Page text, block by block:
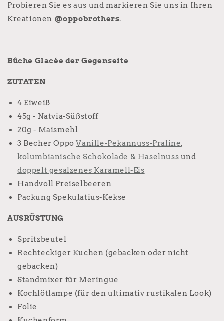
Probieren Sie es aus und markieren Sie uns in Ihren
Kreationen @oppobrothers.
Bûche Glacée der Gegenseite
ZUTATEN
4 Eiweiß
45g - Natvia-Süßstoff
20g - Maismehl
3 Becher OppoVanille-Pekannuss-Praline,
kolumbianische Schokolade & Haselnuss und
doppelt gesalzenes Karamell-Eis
Handvoll Preiselbeeren
Packung Spekulatius-Kekse
AUSRÜSTUNG
Spritzbeutel
Rechteckiger Kuchen (gebacken oder nicht
gebacken)
Standmixer für Meringue
Kochlötlampe (für den ultimativ rustikalen Look)
Folie